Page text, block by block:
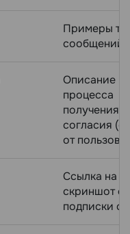
Примеры
сообщений.
Описание
процесса
получения
согласия
от
Ссылка на
скриншот
подписки с